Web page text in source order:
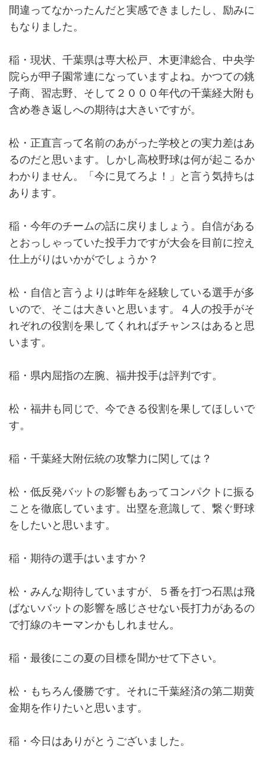
間違ってなかったんだと実感できましたし、励みに
もなりました。
稲・現状、千葉県は専大松戸、木更津総合、中央学
院らが甲子園常連になっていますよね。かつての銚
子商、習志野、そして２０００年代の千葉経大附も
含め巻き返しへの期待は大きいですが。
松・正直言って名前のあがった学校との実力差はあ
るのだと思います。しかし高校野球は何が起こるか
わかりません。「今に見てろよ！」と言う気持ちは
あります。
稲・今年のチームの話に戻りましょう。自信がある
とおっしゃっていた投手力ですが大会を目前に控え
仕上がりはいかがでしょうか？
松・自信と言うよりは昨年を経験している選手が多
いので、そこは大きいと思います。４人の投手がそ
れぞれの役割を果してくれればチャンスはあると思
います。
稲・県内屈指の左腕、福井投手は評判です。
松・福井も同じで、今できる役割を果してほしいで
す。
稲・千葉経大附伝統の攻撃力に関しては？
松・低反発バットの影響もあってコンパクトに振る
ことを徹底しています。出塁を意識して、繋ぐ野球
をしたいと思います。
稲・期待の選手はいますか？
松・みんな期待していますが、５番を打つ石黒は飛
ばないバットの影響を感じさせない長打力があるの
で打線のキーマンかもしれません。
稲・最後にこの夏の目標を聞かせて下さい。
松・もちろん優勝です。それに千葉経済の第二期黄
金期を作りたいと思います。
稲・今日はありがとうございました。